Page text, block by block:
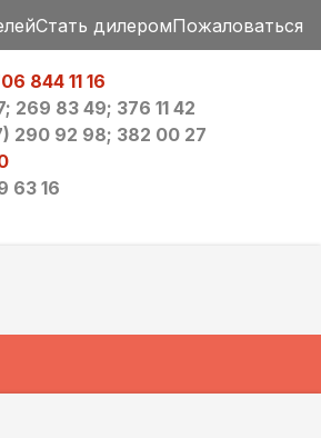
Стать дилеромПожаловаться
844 11 16
269 83 49; 376 11 42
290 92 98; 382 00 27
63 16